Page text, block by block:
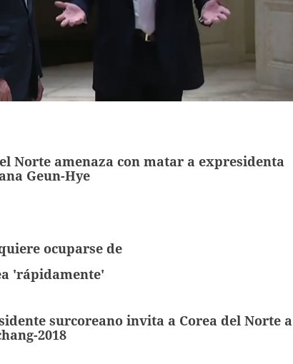
Norte amenaza con matar a expresidenta
Geun-Hye
ocuparse de
'rápidamente'
surcoreano invita a Corea del Norte a
2018